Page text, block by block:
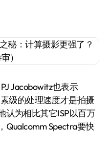
Jacobowitz也表示
级的处理速度才是拍摄
认为相比其它ISP以百万
Qualcomm Spectra要快